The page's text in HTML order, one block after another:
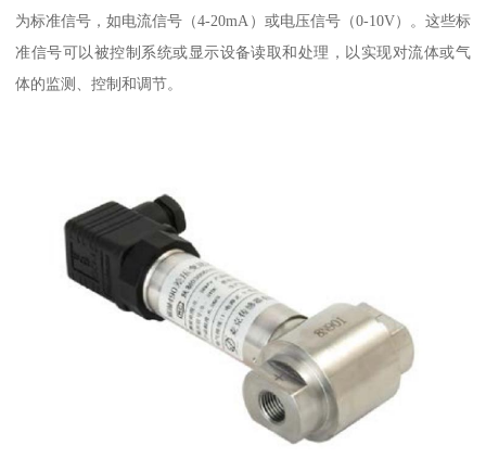
为标准信号，如电流信号（4-20mA）或电压信号（0-10V）。这些标
准信号可以被控制系统或显示设备读取和处理，以实现对流体或气
体的监测、控制和调节。